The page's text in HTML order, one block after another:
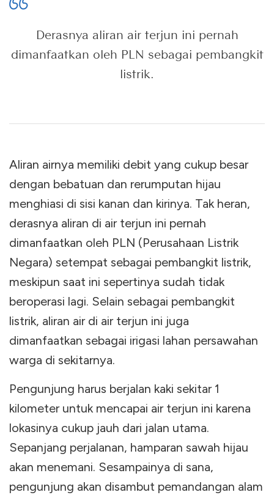
Derasnya aliran air terjun ini pernah
dimanfaatkan oleh PLN sebagai pembangkit
listrik.
Aliran airnya memiliki debit yang cukup besar
dengan bebatuan dan rerumputan hijau
menghiasi di sisi kanan dan kirinya. Tak heran,
derasnya aliran di air terjun ini pernah
dimanfaatkan oleh PLN (Perusahaan Listrik
Negara) setempat sebagai pembangkit listrik,
meskipun saat ini sepertinya sudah tidak
beroperasi lagi. Selain sebagai pembangkit
listrik, aliran air di air terjun ini juga
dimanfaatkan sebagai irigasi lahan persawahan
warga di sekitarnya.
Pengunjung harus berjalan kaki sekitar 1
kilometer untuk mencapai air terjun ini karena
lokasinya cukup jauh dari jalan utama.
Sepanjang perjalanan, hamparan sawah hijau
akan menemani. Sesampainya di sana,
pengunjung akan disambut pemandangan alam